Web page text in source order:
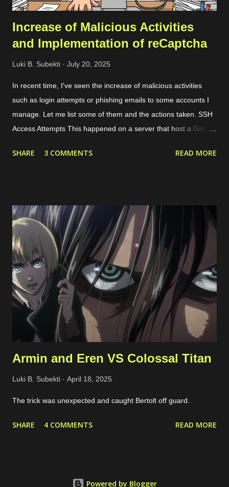
Increase of Malicious Activities
and Implementation of reCaptcha
Luki B. Subekti July 20, 2025
In recent time, I've seen the increase of malicious activities
such as login attempts or phishing emails to some accounts I
manage. Let me list some of them and the actions taken. SSH
Access Attempts This happened on a server that host a Gitlab
traffic to the server using internal and cloud firewall provided by
as Whatsapp and Facebook Page messaging. The malicious
actors tried to share a suspicious link lured as invoice, support
ticket, or something else. Malicious links shared Spammy Bot
The actors leverage one of public endpoint on my website to
send emails. Actually, the emails won't be forwarded anywhere
except to my own email so this just full my inbox. This bot is
quite active, but I'm still not sure what...
SHARE 3 COMMENTS READ MORE
Armin and Eren VS Colossal Titan
Luki B. Subekti April 18, 2025
The trick was unexpected and caught Bertolt off guard.
SHARE 4 COMMENTS READ MORE
Powered by Blogger